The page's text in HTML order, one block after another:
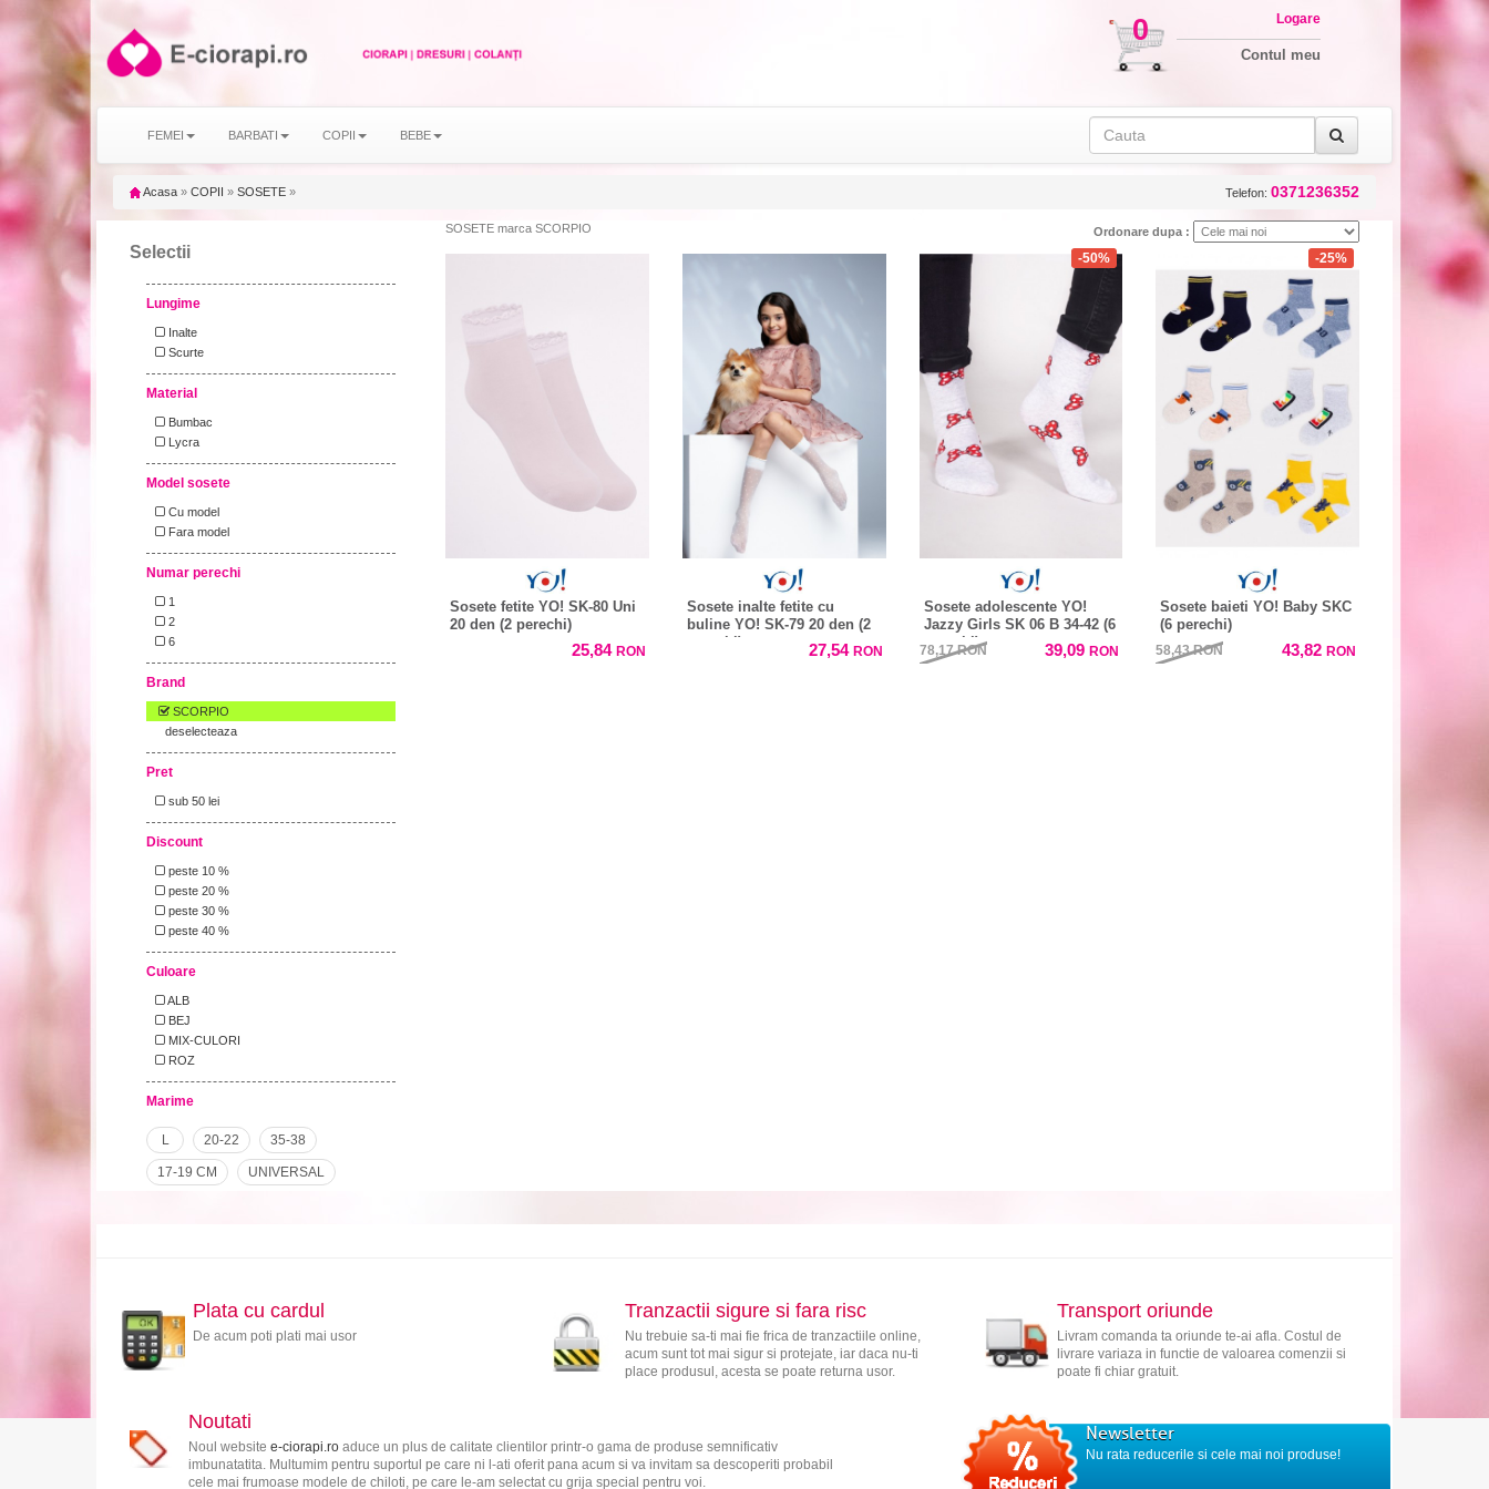
0 Logare
Contul meu
FEMEI BARBATI COPII BEBE
Acasa » COPII » SOSETE » Telefon: 0371236352
Selectii
Lungime
Inalte
Scurte
Material
Bumbac
Lycra
Model sosete
Cu model
Fara model
Numar perechi
1
2
6
Brand
SCORPIO
deselecteaza
Pret
sub 50 lei
Discount
peste 10 %
peste 20 %
peste 30 %
peste 40 %
Culoare
ALB
BEJ
MIX-CULORI
ROZ
Marime
L 20-22 35-38
17-19 CM UNIVERSAL
SOSETE marca SCORPIO Ordonare dupa :
Sosete fetite YO! SK-80 Uni
20 den (2 perechi)
25,84 RON
Sosete inalte fetite cu
buline YO! SK-79 20 den (2
perechi)
27,54 RON
-50%
Sosete adolescente YO!
Jazzy Girls SK 06 B 34-42 (6
perechi)
78,17RON 39,09RON
-25%
Sosete baieti YO! Baby SKC
(6 perechi)
58,43RON 43,82 RON
Plata cu cardul
De acum poti plati mai usor
Tranzactii sigure si fara risc
Nu trebuie sa-ti mai fie frica de tranzactiile online,
acum sunt tot mai sigur si protejate, iar daca nu-ti
place produsul, acesta se poate returna usor.
Transport oriunde
Livram comanda ta oriunde te-ai afla. Costul de
livrare variaza in functie de valoarea comenzii si
poate fi chiar gratuit.
Noutati
Noul website e-ciorapi.roaduce un plus de calitate clientilor printr-o gama de produse semnificativ
imbunatatita. Multumim pentru suportul pe care ni l-ati oferit pana acum si va invitam sa descoperiti probabil
cele mai frumoase modele de chiloti, pe care le-am selectat cu grija special pentru voi.
Newsletter
Nu rata reducerile si cele mai noi produse!